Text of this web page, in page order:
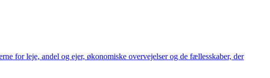
for leje, andel og ejer, økonomiske overvejelser og de fællesskaber, der